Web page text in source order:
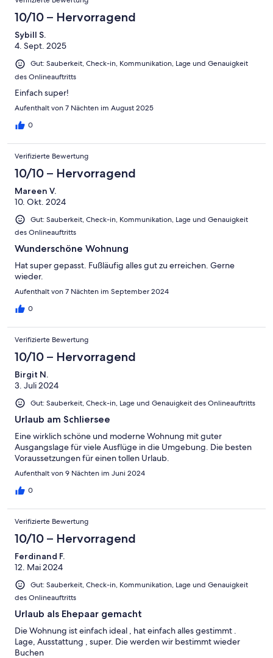
10/10 – Hervorragend
Sybill S.
4. Sept. 2025
Gut: Sauberkeit, Check-in, Kommunikation, Lage und Genauigkeit
des Onlineauftritts
Einfach super!
Aufenthalt von 7 Nächten im August 2025
0
Verifizierte Bewertung
10/10 – Hervorragend
Mareen V.
10. Okt. 2024
Gut: Sauberkeit, Check-in, Kommunikation, Lage und Genauigkeit
des Onlineauftritts
Wunderschöne Wohnung
Hat super gepasst. Fußläufig alles gut zu erreichen. Gerne
wieder.
Aufenthalt von 7 Nächten im September 2024
0
Verifizierte Bewertung
10/10 – Hervorragend
Birgit N.
3. Juli 2024
Gut: Sauberkeit, Check-in, Lage und Genauigkeit des Onlineauftritts
Urlaub am Schliersee
Eine wirklich schöne und moderne Wohnung mit guter
Ausgangslage für viele Ausflüge in die Umgebung. Die besten
Voraussetzungen für einen tollen Urlaub.
Aufenthalt von 9 Nächten im Juni 2024
0
Verifizierte Bewertung
10/10 – Hervorragend
Ferdinand F.
12. Mai 2024
Gut: Sauberkeit, Check-in, Kommunikation, Lage und Genauigkeit
des Onlineauftritts
Urlaub als Ehepaar gemacht
Die Wohnung ist einfach ideal , hat einfach alles gestimmt .
Lage, Ausstattung , super. Die werden wir bestimmt wieder
Buchen